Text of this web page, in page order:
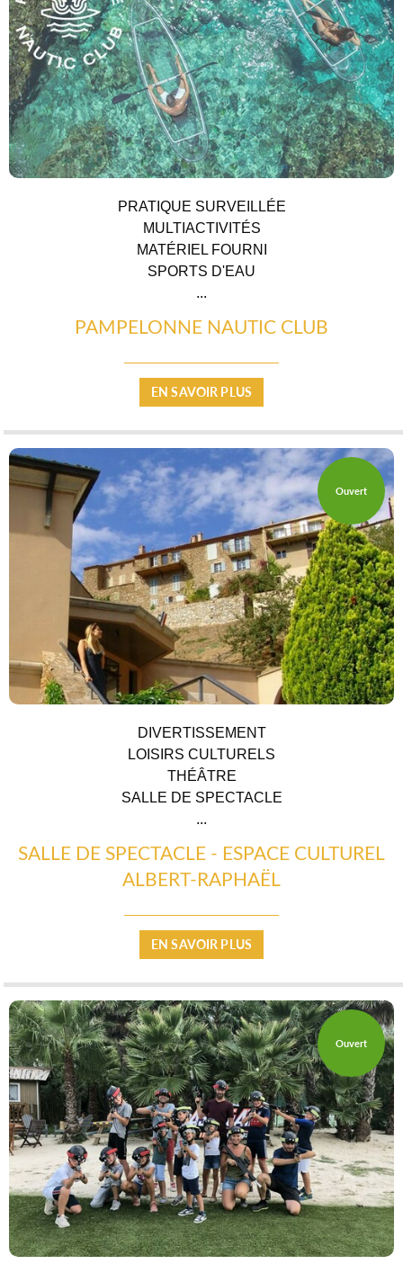
TRANSPORTS
PRATIQUE SURVEILLÉE
MULTIACTIVITÉS
MATÉRIEL FOURNI
SPORTS D'EAU
...
PAMPELONNE NAUTIC CLUB
EN SAVOIR PLUS
Ouvert
DIVERTISSEMENT
LOISIRS CULTURELS
THÉÂTRE
SALLE DE SPECTACLE
...
SALLE DE SPECTACLE - ESPACE CULTUREL
ALBERT-RAPHAËL
EN SAVOIR PLUS
Ouvert